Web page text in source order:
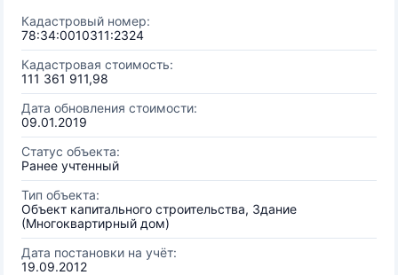
Кадастровый номер:
78:34:0010311:2324
Кадастровая стоимость:
111 361 911,98
Дата обновления стоимости:
09.01.2019
Статус объекта:
Ранее учтенный
Тип объекта:
Объект капитального строительства, Здание
(Многоквартирный дом)
Дата постановки на учёт:
19.09.2012